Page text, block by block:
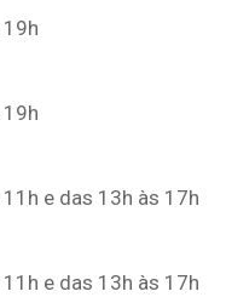
e das 13h às 17h
e das 13h às 17h